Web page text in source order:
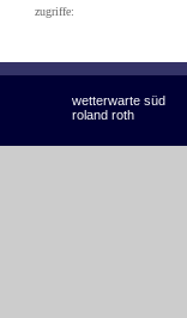
zugriffe:
wetterwarte süd
roland roth